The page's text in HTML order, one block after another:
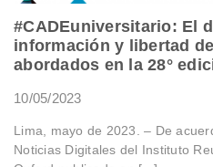
#CADEuniversitario: El
información y libertad
abordados en la 28°
10/05/2023
Lima, mayo de 2023. – De
Noticias Digitales del Instituto